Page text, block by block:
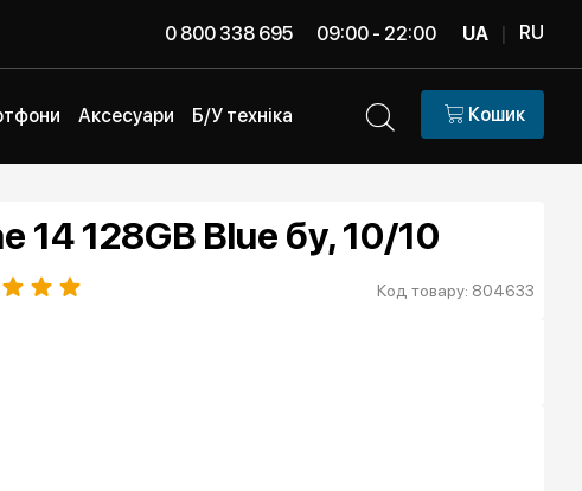
0 800 338 695 09:00 - 22:00 UA | RU
Аксесуари Б/У техніка Кошик
14 128GB Blue бу, 10/10
Код товару: 804633